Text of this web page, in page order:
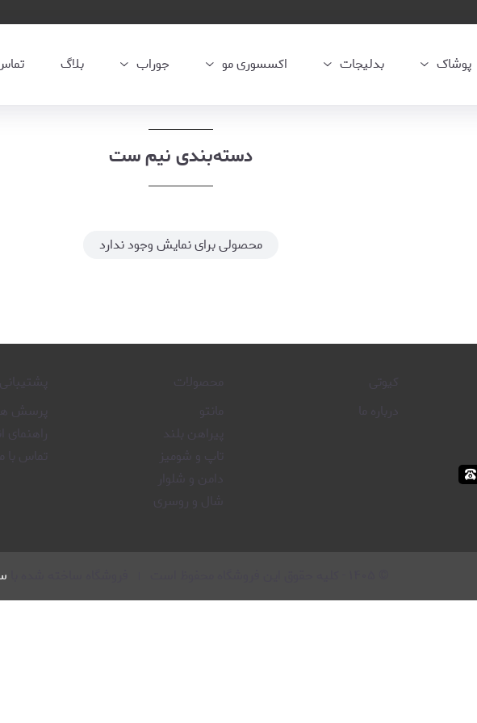
پوشاک بدلیجات اکسسوری مو جوراب بلاگ
دسته‌بندی نیم ست
محصولی برای نمایش وجود ندارد
کیوتی
درباره ما
محصولات
مانتو
پیراهن بلند
تاپ و شومیز
دامن و شلوار
شال و روسری
پشتیبانی
پرسش
راهنمای
تماس با ما